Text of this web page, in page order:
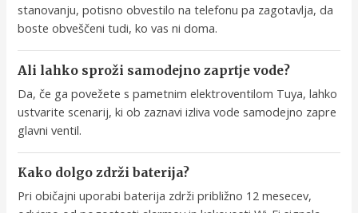
stanovanju, potisno obvestilo na telefonu pa zagotavlja, da
boste obveščeni tudi, ko vas ni doma.
Ali lahko sproži samodejno zaprtje vode?
Da, če ga povežete s pametnim elektroventilom Tuya, lahko
ustvarite scenarij, ki ob zaznavi izliva vode samodejno zapre
glavni ventil.
Kako dolgo zdrži baterija?
Pri običajni uporabi baterija zdrži približno 12 mesecev,